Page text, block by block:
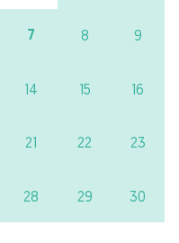
7 8 9
14 15 16
21 22 23
28 29 30